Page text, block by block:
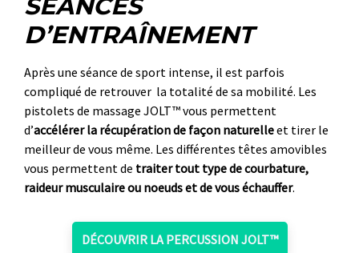
SÉANCES
D’ENTRAÎNEMENT
Après une séance de sport intense, il est parfois
compliqué de retrouver la totalité de sa mobilité. Les
pistolets de massage JOLT™ vous permettent
d’accélérer la récupération de façon naturelleet tirer le
meilleur de vous même. Les différentes têtes amovibles
vous permettent de traiter tout type de courbature,
raideur musculaire ou noeuds et de vous échauffer.
DÉCOUVRIR LA PERCUSSION JOLT™